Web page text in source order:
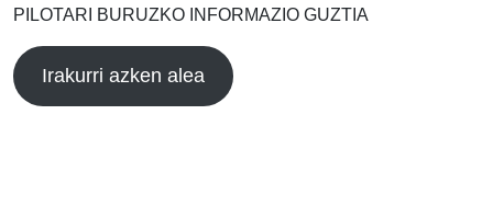
PILOTARI BURUZKO INFORMAZIO GUZTIA
Irakurri azken alea